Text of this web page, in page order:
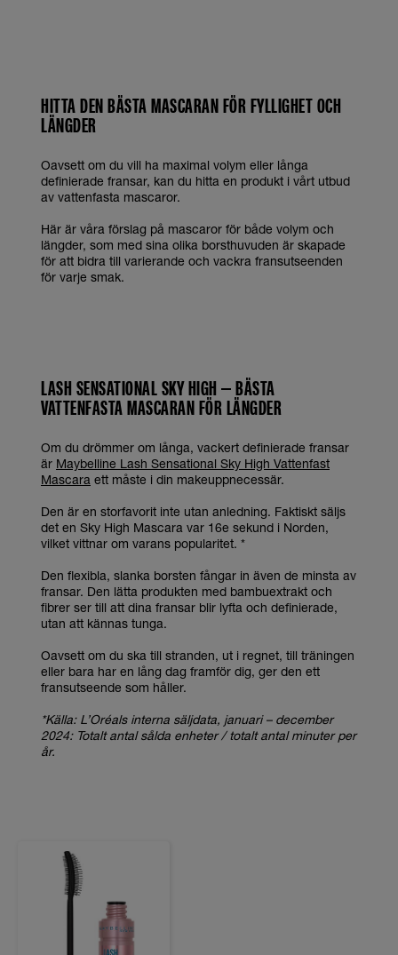
HITTA DEN BÄSTA MASCARAN FÖR FYLLIGHET OCH
LÄNGDER
Oavsett om du vill ha maximal volym eller långa
definierade fransar, kan du hitta en produkt i vårt utbud
av vattenfasta mascaror.
Här är våra förslag på mascaror för både volym och
längder, som med sina olika borsthuvuden är skapade
för att bidra till varierande och vackra fransutseenden
för varje smak.
LASH SENSATIONAL SKY HIGH – BÄSTA
VATTENFASTA MASCARAN FÖR LÄNGDER
Om du drömmer om långa, vackert definierade fransar
är Maybelline Lash Sensational Sky High Vattenfast
Mascara ett måste i din makeuppnecessär.
Den är en storfavorit inte utan anledning. Faktiskt säljs
det en Sky High Mascara var 16e sekund i Norden,
vilket vittnar om varans popularitet. *
Den flexibla, slanka borsten fångar in även de minsta av
fransar. Den lätta produkten med bambuextrakt och
fibrer ser till att dina fransar blir lyfta och definierade,
utan att kännas tunga.
Oavsett om du ska till stranden, ut i regnet, till träningen
eller bara har en lång dag framför dig, ger den ett
fransutseende som håller.
*Källa: L’Oréals interna säljdata, januari – december
2024: Totalt antal sålda enheter / totalt antal minuter per
år.